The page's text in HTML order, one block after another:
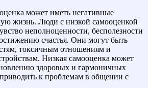
может иметь негативные
жизнь. Люди с низкой самооценкой
неполноценности, бесполезности
счастья. Они могут быть
токсичным отношениям и
Низкая самооценка может
здоровых и гармоничных
к проблемам в общении с